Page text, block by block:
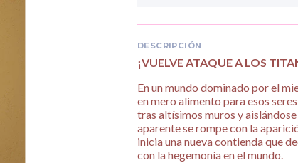
DESCRIPCIÓN
¡VUELVE ATAQUE A LOS
En un mundo dominado por el
en mero alimento para esos
tras altísimos muros y
aparente se rompe con la
inicia una nueva contienda que
con la hegemonía en el mundo.